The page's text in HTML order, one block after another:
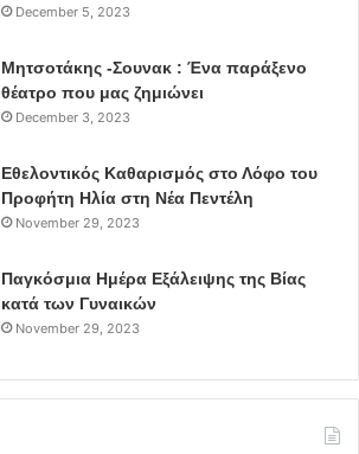
December 5, 2023
Μητσοτάκης -Σουνακ : Ένα παράξενο
θέατρο που μας ζημιώνει
December 3, 2023
Εθελοντικός Καθαρισμός στο Λόφο του
Προφήτη Ηλία στη Νέα Πεντέλη
November 29, 2023
Παγκόσμια Ημέρα Εξάλειψης της Βίας
κατά των Γυναικών
November 29, 2023